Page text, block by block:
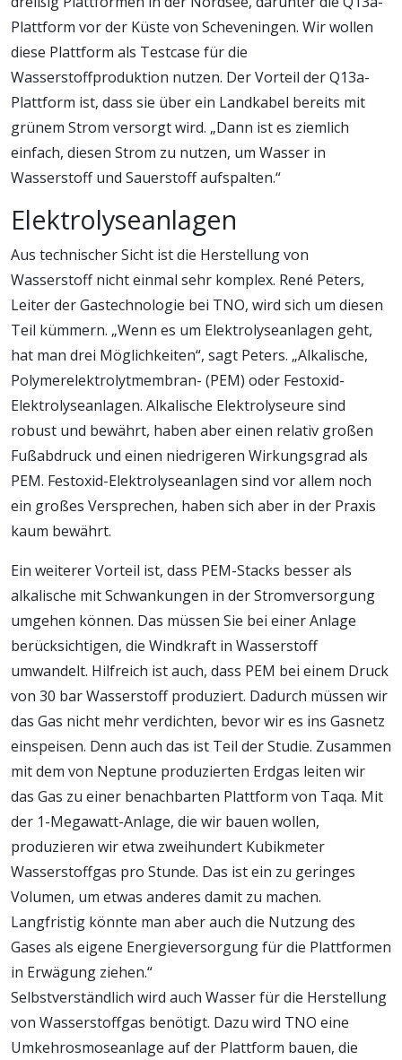
Plattform vor der Küste von Scheveningen. Wir wollen
diese Plattform als Testcase für die
Wasserstoffproduktion nutzen. Der Vorteil der Q13a-
Plattform ist, dass sie über ein Landkabel bereits mit
grünem Strom versorgt wird. „Dann ist es ziemlich
einfach, diesen Strom zu nutzen, um Wasser in
Wasserstoff und Sauerstoff aufspalten.“
Elektrolyseanlagen
Aus technischer Sicht ist die Herstellung von
Wasserstoff nicht einmal sehr komplex. René Peters,
Leiter der Gastechnologie bei TNO, wird sich um diesen
Teil kümmern. „Wenn es um Elektrolyseanlagen geht,
hat man drei Möglichkeiten“, sagt Peters. „Alkalische,
Polymerelektrolytmembran- (PEM) oder Festoxid-
Elektrolyseanlagen. Alkalische Elektrolyseure sind
robust und bewährt, haben aber einen relativ großen
Fußabdruck und einen niedrigeren Wirkungsgrad als
PEM. Festoxid-Elektrolyseanlagen sind vor allem noch
ein großes Versprechen, haben sich aber in der Praxis
kaum bewährt.
Ein weiterer Vorteil ist, dass PEM-Stacks besser als
alkalische mit Schwankungen in der Stromversorgung
umgehen können. Das müssen Sie bei einer Anlage
berücksichtigen, die Windkraft in Wasserstoff
umwandelt. Hilfreich ist auch, dass PEM bei einem Druck
von 30 bar Wasserstoff produziert. Dadurch müssen wir
das Gas nicht mehr verdichten, bevor wir es ins Gasnetz
einspeisen. Denn auch das ist Teil der Studie. Zusammen
mit dem von Neptune produzierten Erdgas leiten wir
das Gas zu einer benachbarten Plattform von Taqa. Mit
der 1-Megawatt-Anlage, die wir bauen wollen,
produzieren wir etwa zweihundert Kubikmeter
Wasserstoffgas pro Stunde. Das ist ein zu geringes
Volumen, um etwas anderes damit zu machen.
Langfristig könnte man aber auch die Nutzung des
Gases als eigene Energieversorgung für die Plattformen
in Erwägung ziehen.“
Selbstverständlich wird auch Wasser für die Herstellung
von Wasserstoffgas benötigt. Dazu wird TNO eine
Umkehrosmoseanlage auf der Plattform bauen, die